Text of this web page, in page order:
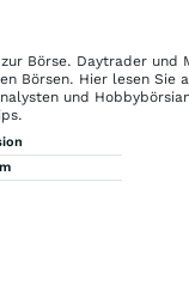
Börse. Daytrader
Börsen. Hier lesen Sie
und